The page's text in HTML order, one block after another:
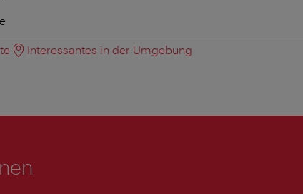
Interessantes in der Umgebung